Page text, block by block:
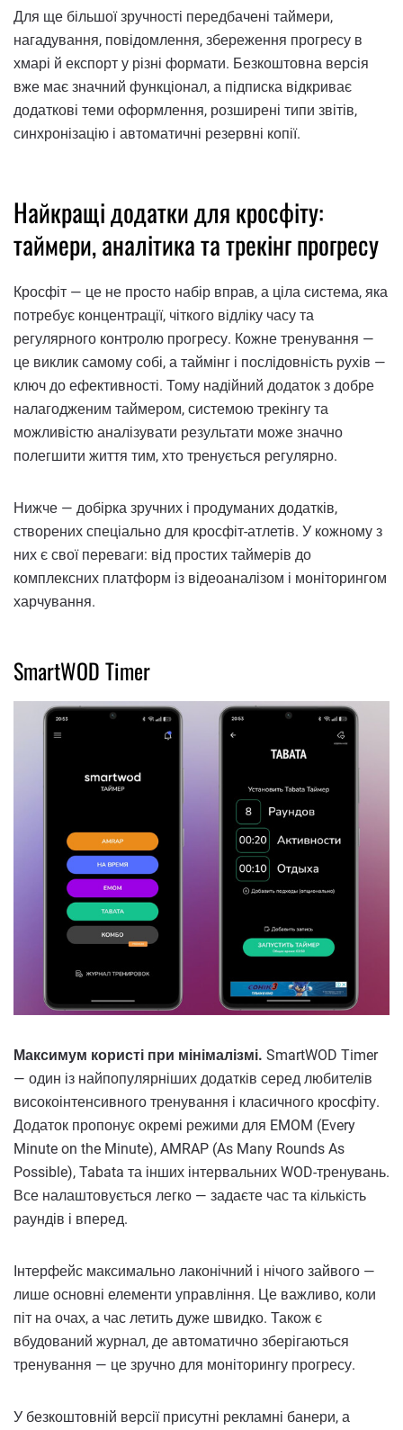
Для ще більшої зручності передбачені таймери,
нагадування, повідомлення, збереження прогресу в
хмарі й експорт у різні формати. Безкоштовна версія
вже має значний функціонал, а підписка відкриває
додаткові теми оформлення, розширені типи звітів,
синхронізацію і автоматичні резервні копії.
Найкращі додатки для кросфіту:
таймери, аналітика та трекінг прогресу
Кросфіт — це не просто набір вправ, а ціла система, яка
потребує концентрації, чіткого відліку часу та
регулярного контролю прогресу. Кожне тренування —
це виклик самому собі, а таймінг і послідовність рухів —
ключ до ефективності. Тому надійний додаток з добре
налагодженим таймером, системою трекінгу та
можливістю аналізувати результати може значно
полегшити життя тим, хто тренується регулярно.
Нижче — добірка зручних і продуманих додатків,
створених спеціально для кросфіт-атлетів. У кожному з
них є свої переваги: від простих таймерів до
комплексних платформ із відеоаналізом і моніторингом
харчування.
SmartWOD Timer
Максимум користі при мінімалізмі. SmartWOD Timer
— один із найпопулярніших додатків серед любителів
високоінтенсивного тренування і класичного кросфіту.
Додаток пропонує окремі режими для EMOM (Every
Minute on the Minute), AMRAP (As Many Rounds As
Possible), Tabata та інших інтервальних WOD-тренувань.
Все налаштовується легко — задаєте час та кількість
раундів і вперед.
Інтерфейс максимально лаконічний і нічого зайвого —
лише основні елементи управління. Це важливо, коли
піт на очах, а час летить дуже швидко. Також є
вбудований журнал, де автоматично зберігаються
тренування — це зручно для моніторингу прогресу.
У безкоштовній версії присутні рекламні банери, а